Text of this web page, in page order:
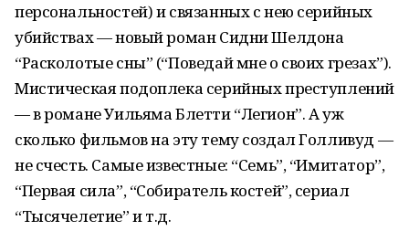
персональностей) и связанных с нею серийных
убийствах — новый роман Сидни Шелдона
“Расколотые сны” (“Поведай мне о своих грезах”).
Мистическая подоплека серийных преступлений
— в романе Уильяма Блетти “Легион”. А уж
сколько фильмов на эту тему создал Голливуд —
не счесть. Самые известные: “Семь”, “Имитатор”,
“Первая сила”, “Собиратель костей”, сериал
“Тысячелетие” и т.д.